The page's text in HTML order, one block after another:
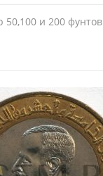
50,100 и 200 фунтов